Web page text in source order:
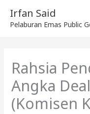
content
Irfan Said
Pelaburan Emas Public
Rahsia
Angka
(Komisen